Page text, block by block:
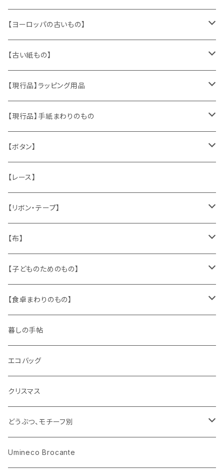
【ヨーロッパの古いもの】
ヴィンテージアクセサリー
おもちゃ、ぬいぐるみ
くま、テディベア
うさぎ
キャラクター
ピノキオ
ヴィンテージファブリック
ハンドメイド製品
お部屋に飾るもの
メタル製品
缶、箱
陶磁器
文房具
木製品
ミニチュア、ドールハウス
【古い紙もの】
切手、FDC
ポストカード、カレンダー
マッチラベル、食品ラベル
蔵書票、荷札、ビュバー、伝票
シール、ステッカー、クロモス
袋、箱、ナプキン、コースター
パズル、ゲーム
古本、古雑誌、古えほん
古レコード
古せっけん
ラッピングペーパー、壁紙
【現行品】ラッピング用品
伝票、タグ、シール
袋、ラッピングペーパー
ひも、テープ
【現行品】手紙まわりのもの
封筒、ポストカード
切手
スタンプ
文房具
【ボタン】
木
貝
メタル
ガラス
プラスチック
紙
【レース】
【リボン・テープ】
チロルテープ・イニシャルテープ
トリム
ワッペン
【布】
キッチンクロス、ナプキン
ニット
布地
【子どものためのもの】
身に着けるもの
【食卓まわりのもの】
ガラス
花びん
小物入れ
陶磁器
カップアンドソーサー
プレート
木製品
ホーロー
メタル
暮しの手帖
エコバッグ
クリスマス
どうぶつ、モチーフ別
くま、ベア
Umineco Brocante